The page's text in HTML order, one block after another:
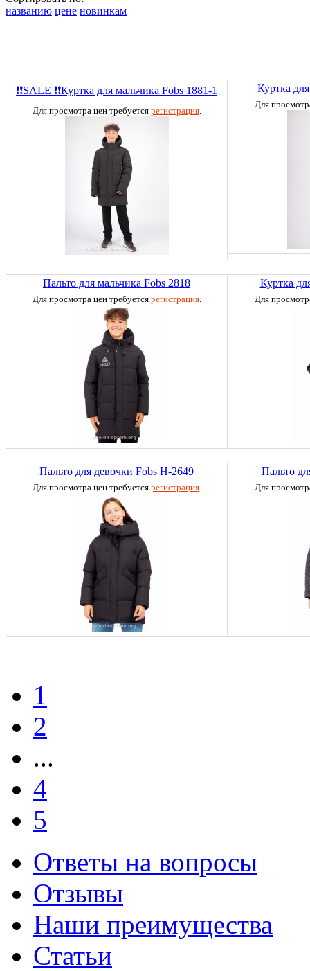
названию цене новинкам
❗❗SALE ❗❗Куртка для мальчика Fobs 1881-1
Для просмотра цен требуется регистрация.
Куртка
Для
Пальто для мальчика Fobs 2818
Для просмотра цен требуется регистрация.
Куртка
Для
Пальто для девочки Fobs H-2649
Для просмотра цен требуется регистрация.
Пальто
Для
1
2
...
4
5
Ответы на вопросы
Отзывы
Наши преимущества
Статьи